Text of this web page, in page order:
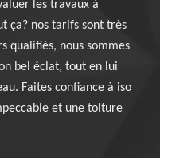
les travaux à
ça? nos tarifs sont très
qualifiés, nous sommes
bel éclat, tout en lui
Faites confiance à iso
et une toiture